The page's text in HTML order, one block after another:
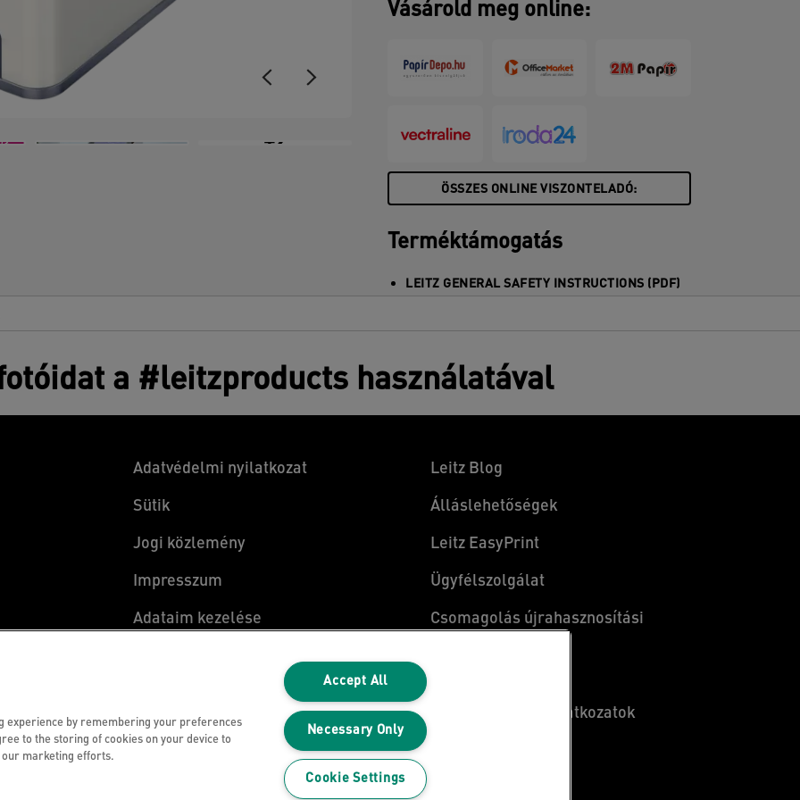
+2
Vásárold meg online:
ÖSSZES ONLINE VISZONTELADÓ:
Terméktámogatás
LEITZ GENERAL SAFETY INSTRUCTIONS (PDF)
a #leitzproducts használatával
Adatvédelmi nyilatkozat
Sütik
Jogi közlemény
Impresszum
Adataim kezelése
Leitz Blog
Álláslehetőségek
Leitz EasyPrint
Ügyfélszolgálat
Csomagolás újrahasznosítási
Megfelelőségi nyilatkozatok
experience by remembering your preferences
to the storing of cookies on your device to
our marketing efforts.
Accept All
Necessary Only
Cookie Settings